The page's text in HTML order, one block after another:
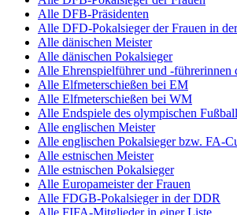
Alle DFB-Präsidenten
Alle DFD-Pokalsieger der Frauen in
Alle dänischen Meister
Alle dänischen Pokalsieger
Alle Ehrenspielführer und -führerinnen
Alle Elfmeterschießen bei EM
Alle Elfmeterschießen bei WM
Alle Endspiele des olympischen
Alle englischen Meister
Alle englischen Pokalsieger bzw. FA-
Alle estnischen Meister
Alle estnischen Pokalsieger
Alle Europameister der Frauen
Alle FDGB-Pokalsieger in der DDR
Alle FIFA-Mitglieder in einer Liste